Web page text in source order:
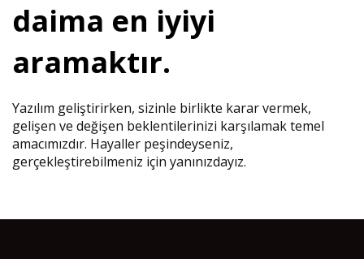
daima en iyiyi
aramaktır.
Yazılım geliştirirken, sizinle birlikte karar vermek,
gelişen ve değişen beklentilerinizi karşılamak temel
amacımızdır. Hayaller peşindeyseniz,
gerçekleştirebilmeniz için yanınızdayız.